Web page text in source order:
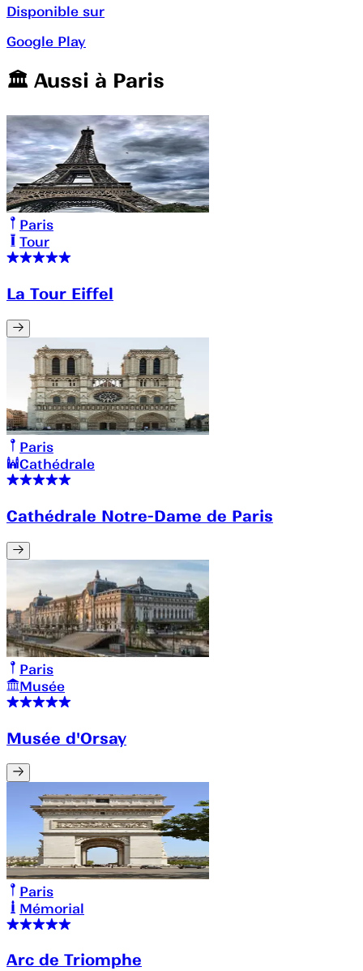
Disponible sur
Google Play
🏛️️ Aussi à Paris
Paris
Tour
La Tour Eiffel
Paris
Cathédrale
Cathédrale Notre-Dame de Paris
Paris
Musée
Musée d'Orsay
Paris
Mémorial
Arc de Triomphe